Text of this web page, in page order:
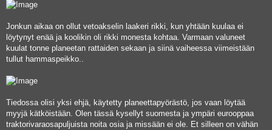
Jonkun aikaa on ollut vetoakselin laakeri rikki, kun yhtään kuulaa ei
löytynyt enää ja koolikin oli rikki monesta kohtaa. Varmaan valuneet
kuulat tonne planeetan rattaiden sekaan ja siinä vaiheessa viimeistään
tullut hammaspeikko..
Tiedossa olisi yksi ehjä, käytetty planeettapyörästö, jos vaan löytää
myyjä kätköistään. Olen tässä kysellyt suomesta ja ympäri eurooppaa
traktorivaraosapuljuista noita osia ja missään ei ole. Et silleen on vähän